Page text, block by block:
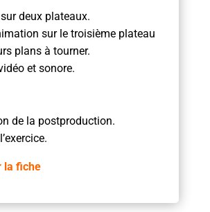
deux plateaux.
sur le troisième plateau
plans à tourner.
et sonore.
de la postproduction.
la fiche